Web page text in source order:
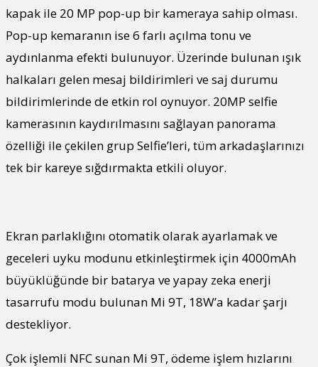
kapak ile 20 MP pop-up bir kameraya sahip olması.
Pop-up kemaranın ise 6 farlı açılma tonu ve
aydınlanma efekti bulunuyor. Üzerinde bulunan ışık
halkaları gelen mesaj bildirimleri ve saj durumu
bildirimlerinde de etkin rol oynuyor. 20MP selfie
kamerasının kaydırılmasını sağlayan panorama
özelliği ile çekilen grup Selfie’leri, tüm arkadaşlarınızı
tek bir kareye sığdırmakta etkili oluyor.
Ekran parlaklığını otomatik olarak ayarlamak ve
geceleri uyku modunu etkinleştirmek için 4000mAh
büyüklüğünde bir batarya ve yapay zeka enerji
tasarrufu modu bulunan Mi 9T, 18W’a kadar şarjı
destekliyor.
Çok işlemli NFC sunan Mi 9T, ödeme işlem hızlarını